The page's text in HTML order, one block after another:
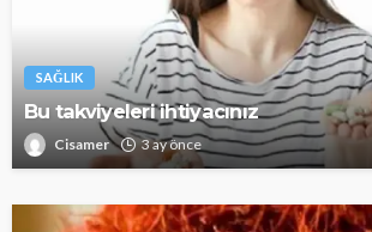
SAĞLIK
Bu takviyeleri ihtiyacınız
Cisamer 3 ay önce